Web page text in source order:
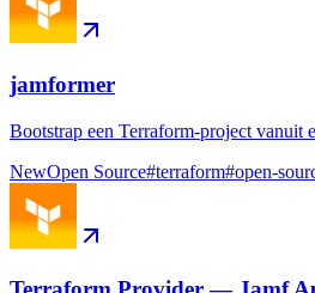
jamformer
Bootstrap een Terraform-project vanuit
NewOpen Source#terraform#open-